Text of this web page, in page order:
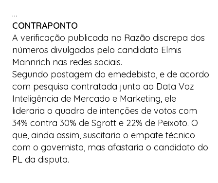
…
CONTRAPONTO
A verificação publicada no Razão discrepa dos
números divulgados pelo candidato Elmis
Mannrich nas redes sociais.
Segundo postagem do emedebista, e de acordo
com pesquisa contratada junto ao Data Voz
Inteligência de Mercado e Marketing, ele
lideraria o quadro de intenções de votos com
34% contra 30% de Sgrott e 22% de Peixoto. O
que, ainda assim, suscitaria o empate técnico
com o governista, mas afastaria o candidato do
PL da disputa.